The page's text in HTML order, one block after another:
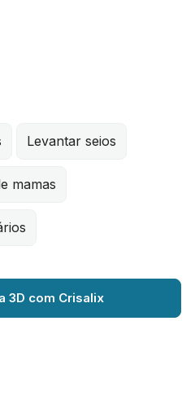
Levantar seios
mamas
3D com Crisalix